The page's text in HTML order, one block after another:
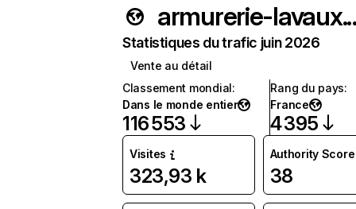
Statistiques du trafic juin 2026
Vente au détail
Classement mondial:
Dans le monde entier
116 553
Rang du pays:
France
4 395
Visites
323,93 k
Authority Score
38